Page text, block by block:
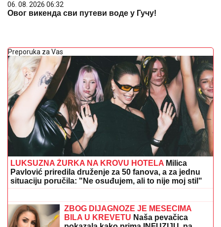
06. 08. 2026 06:32
Овог викенда сви путеви воде у Гучу!
Preporuka za Vas
LUKSUZNA ŽURKA NA KROVU HOTELA Milica
Pavlović priredila druženje za 50 fanova, a za jednu
situaciju poručila: "Ne osuđujem, ali to nije moj stil"
PUTARE!Detalji stravične nesreće
kod Šapca: Radili na održavanju puta,
NIJE IM BILO SPASA!